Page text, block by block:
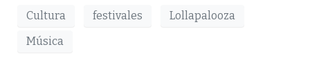
Cultura festivales
Lollapalooza
Música